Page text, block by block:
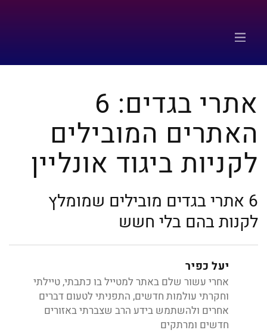
אתרי בגדים: 6
האתרים המובילים
לקניות ביגוד אונליין
6 אתרי בגדים מובילים שמומלץ
לקנות בהם בלי חשש
יעל כפיר
אחרי עשור שלם באתר למטייל בו כתבתי, טיילתי
וחקרתי עולמות חדשים, התפניתי לטעום דברים
אחרים ולהשתמש בידע הרב שצברתי באזורים
חדשים ומרתקים